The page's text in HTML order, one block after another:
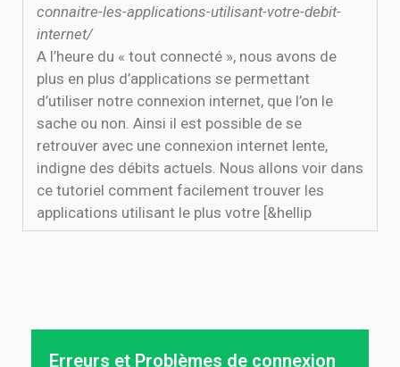
connaitre-les-applications-utilisant-votre-debit-
internet/
A l’heure du « tout connecté », nous avons de
plus en plus d’applications se permettant
d’utiliser notre connexion internet, que l’on le
sache ou non. Ainsi il est possible de se
retrouver avec une connexion internet lente,
indigne des débits actuels. Nous allons voir dans
ce tutoriel comment facilement trouver les
applications utilisant le plus votre [&hellip
Erreurs et Problèmes de connexion